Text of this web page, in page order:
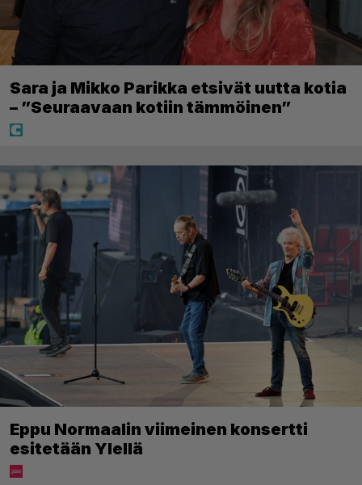
Sara ja Mikko Parikka etsivät uutta kotia
– ”Seuraavaan kotiin tämmöinen”
Eppu Normaalin viimeinen konsertti
esitetään Ylellä